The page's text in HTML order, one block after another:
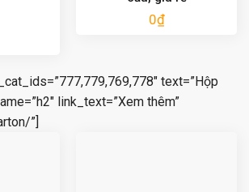
0₫
text=”Hộp
link_text=”Xem thêm”
”]